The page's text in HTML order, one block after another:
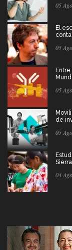
05
El
05
05
de
05
04